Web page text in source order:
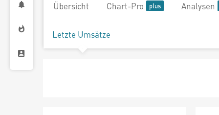
Übersicht Chart-Pro Analysen
Letzte Umsätze